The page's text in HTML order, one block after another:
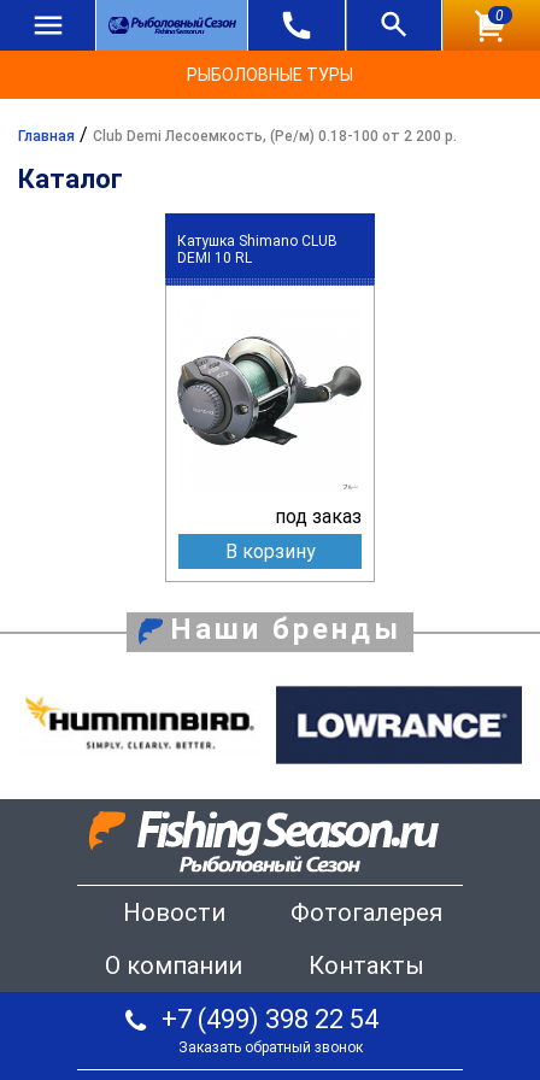
0
РЫБОЛОВНЫЕ ТУРЫ
Главная / Club Demi Лесоемкость, (Ре/м) 0.18-100 от 2 200 р.
Каталог
Катушка Shimano CLUB
DEMI 10 RL
под заказ
В корзину
Наши бренды
Новости
Фотогалерея
О компании
Контакты
+7 (499) 398 22 54
Заказать обратный звонок